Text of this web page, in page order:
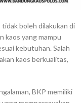
boleh dilakukan di
kaos yang mampu
kebutuhan. Salah
kaos berkualitas,
BKP memiliki